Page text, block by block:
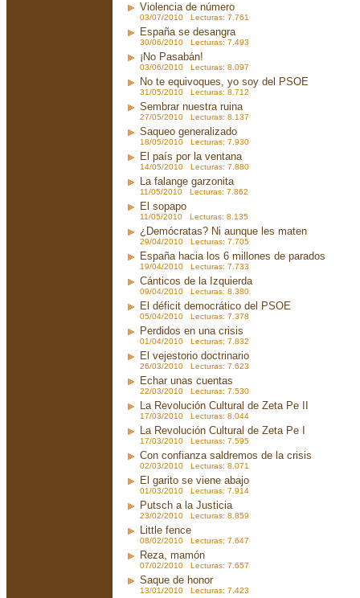
Violencia de número
03/07/2010 Lecturas: 7.761
España se desangra
30/06/2010 Lecturas: 7.493
¡No Pasabán!
03/06/2010 Lecturas: 8.097
No te equivoques, yo soy del PSOE
31/05/2010 Lecturas: 8.712
Sembrar nuestra ruina
27/05/2010 Lecturas: 8.137
Saqueo generalizado
18/05/2010 Lecturas: 7.930
El país por la ventana
14/05/2010 Lecturas: 7.880
La falange garzonita
11/05/2010 Lecturas: 7.862
El sopapo
11/05/2010 Lecturas: 8.135
¿Demócratas? Ni aunque les maten
29/04/2010 Lecturas: 7.705
España hacia los 6 millones de parados
19/04/2010 Lecturas: 7.733
Cánticos de la Izquierda
09/04/2010 Lecturas: 8.380
El déficit democrático del PSOE
05/04/2010 Lecturas: 7.378
Perdidos en una crisis
01/04/2010 Lecturas: 7.832
El vejestorio doctrinario
26/03/2010 Lecturas: 7.623
Echar unas cuentas
22/03/2010 Lecturas: 7.530
La Revolución Cultural de Zeta Pe II
17/03/2010 Lecturas: 8.044
La Revolución Cultural de Zeta Pe I
17/03/2010 Lecturas: 7.595
Con confianza saldremos de la crisis
02/03/2010 Lecturas: 8.071
El garito se viene abajo
01/03/2010 Lecturas: 7.914
Putsch a la Justicia
23/02/2010 Lecturas: 8.859
Little fence
08/02/2010 Lecturas: 7.647
Reza, mamón
07/02/2010 Lecturas: 7.657
Saque de honor
13/01/2010 Lecturas: 7.423